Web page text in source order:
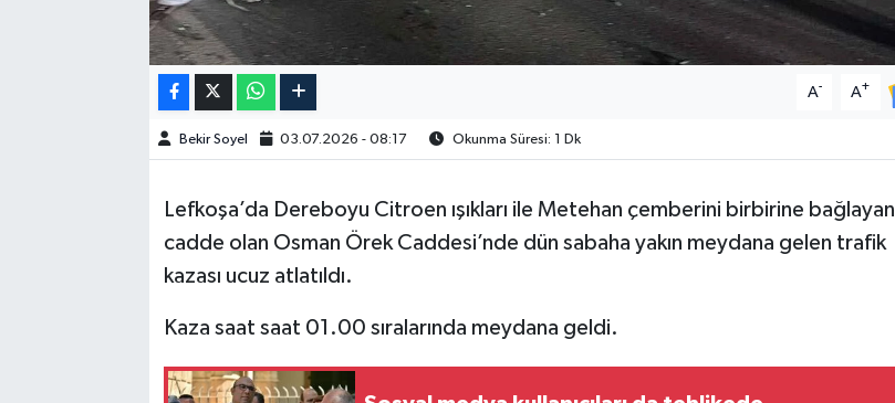
A- A+
Bekir Soyel 03.07.2026 - 08:17 Okunma Süresi: 1 Dk
Lefkoşa’da Dereboyu Citroen ışıkları ile Metehan çemberini birbirine bağlayan
cadde olan Osman Örek Caddesi’nde dün sabaha yakın meydana gelen trafik
kazası ucuz atlatıldı.
Kaza saat saat 01.00 sıralarında meydana geldi.